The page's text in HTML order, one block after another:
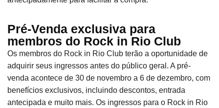
Pré-Venda exclusiva para
membros do Rock in Rio Club
Os membros do Rock in Rio Club terão a oportunidade de
adquirir seus ingressos antes do público geral. A pré-
venda acontece de 30 de novembro a 6 de dezembro, com
benefícios exclusivos, incluindo descontos, entrada
antecipada e muito mais. Os ingressos para o Rock in Rio